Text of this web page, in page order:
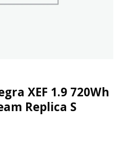
XEF 1.9 720Wh
Replica S